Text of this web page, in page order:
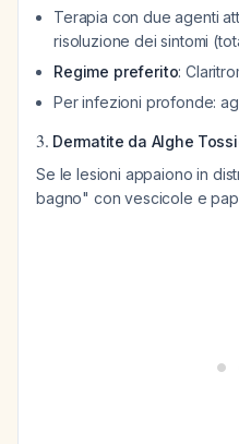
Terapia con due agenti
risoluzione dei sintomi
Regime preferito:
Per infezioni profonde:
3. Dermatite da Alghe
Se le lesioni appaiono in
bagno" con vescicole e